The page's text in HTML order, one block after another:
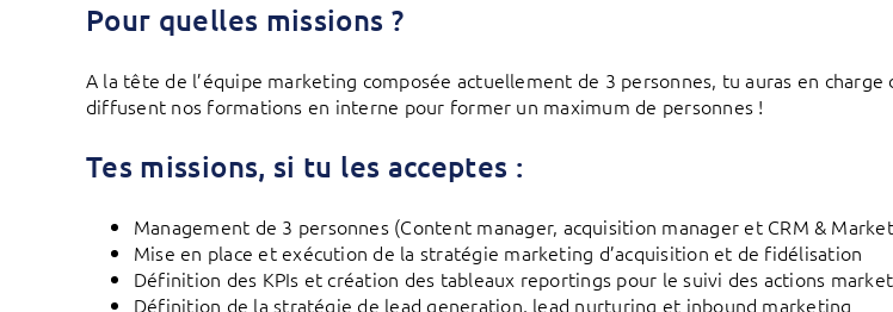
Pour quelles missions ?
A la tête de l’équipe marketing composée actuellement de 3 personnes, tu auras en
diffusent nos formations en interne pour former un maximum de personnes !
Tes missions, si tu les acceptes :
Management de 3 personnes (Content manager, acquisition manager et CRM &
Mise en place et exécution de la stratégie marketing d’acquisition et de fidélisation
Définition des KPIs et création des tableaux reportings pour le suivi des actions
Définition de la stratégie de lead generation, lead nurturing et inbound marketing